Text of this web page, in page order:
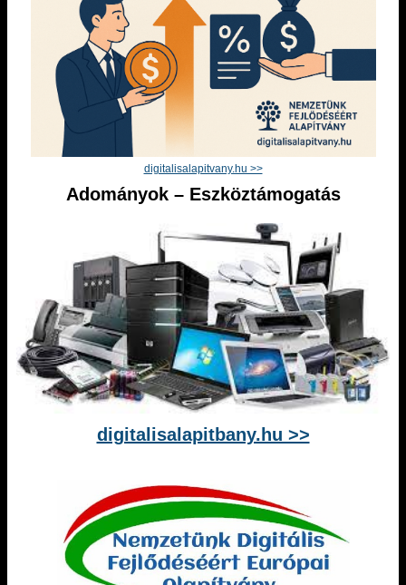
digitalisalapitvany.hu >>
Adományok – Eszköztámogatás
digitalisalapitbany.hu >>